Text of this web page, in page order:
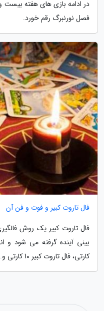
در ادامه بازی های هفته
فصل نورنبرگ رقم خورد.
فال تاروت کبیر و فوت و فن آن
فال تاروت کبیر یک روش
بینی آینده گرفته می شود و
کارتی، فال تاروت کبیر 10 کارتی و... دارد.